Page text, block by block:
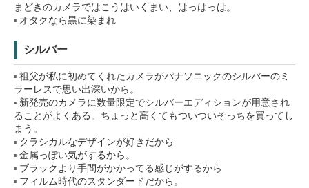
まどきのカメラではこうはいくまい、はっはっは。
オタクなら黒に染まれ
シルバー
祖父が私に初めてくれたカメラがパナソニックのシルバーのミ
ラーレスで思い出深いから。
新発売のカメラに数量限定でシルバーエディションが用意され
ることがよくある。ちょっと高くてもついついそっちを買ってし
まう。
クラシカルなデザインが好きだから
金属っぽい気がするから。
ブラックより手間がかかってる感じがするから
フィルム時代のスタンダードだから。